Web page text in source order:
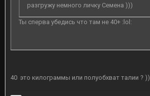
разгружу немного личку Семена )))
Ты сперва убедись что там не 40+ :lol:
40 это килограммы или полуобхват талии ? ))